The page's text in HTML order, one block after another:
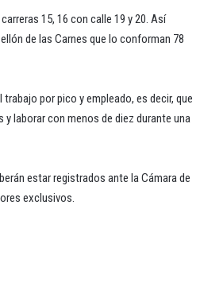
15, 16 con calle 19 y 20. Así
de las Carnes que lo conforman 78
por pico y empleado, es decir, que
laborar con menos de diez durante una
estar registrados ante la Cámara de
exclusivos.